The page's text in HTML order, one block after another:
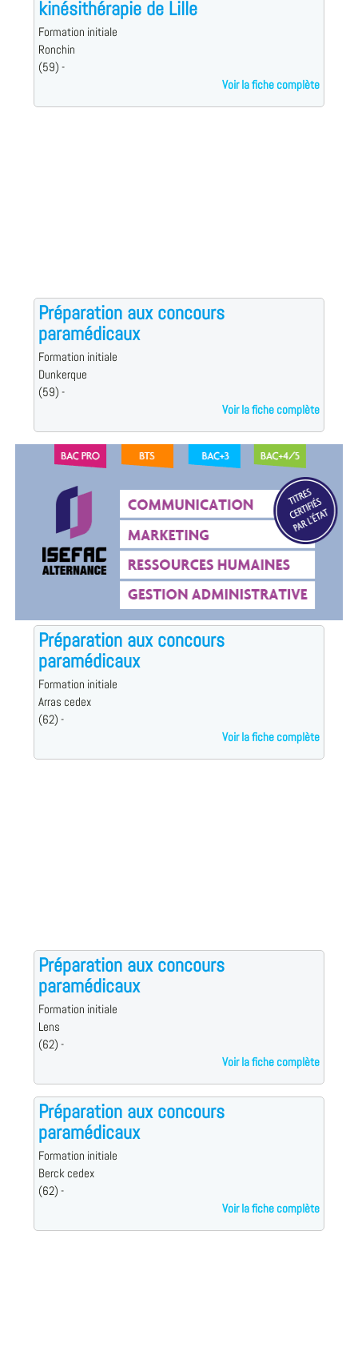
kinésithérapie de Lille
Formation initiale
Ronchin
(59) -
Voir la fiche complète
Préparation aux concours
paramédicaux
Formation initiale
Dunkerque
(59) -
Voir la fiche complète
Préparation aux concours
paramédicaux
Formation initiale
Arras cedex
(62) -
Voir la fiche complète
Préparation aux concours
paramédicaux
Formation initiale
Lens
(62) -
Voir la fiche complète
Préparation aux concours
paramédicaux
Formation initiale
Berck cedex
(62) -
Voir la fiche complète